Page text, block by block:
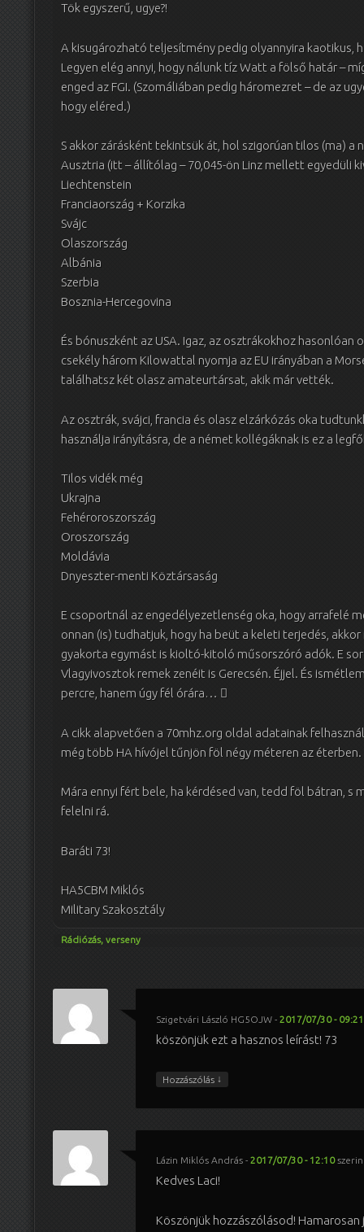
Tök egyszerű, ugye?!
A kisugározható teljesítmény pedig olyannyira kaotikus,
Legyen elég annyi, hogy nálunk tíz Watt a fölső határ –
enged az FGI. (Szomáliában pedig háromezret – de az
hogy eléred.)
S akkor zárásként tekintsük át, hol szigorúan tilos (ma) a
Ausztria (itt – állítólag – 70,045-ön Linz mellett egyedüli
Liechtenstein
Franciaország + Korzika
Svájc
Olaszország
Albánia
Szerbia
Bosznia-Hercegovina
És bónuszként az USA. Igaz, az osztrákokhoz
csekély három Kilowattal nyomja az EU irányában a
találhatsz két olasz amateurtársat, akik már vették.
Az osztrák, svájci, francia és olasz elzárkózás oka
használja irányításra, de a német kollégáknak is ez a
Tilos vidék még
Ukrajna
Fehéroroszország
Oroszország
Moldávia
Dnyeszter-menti Köztársaság
E csoportnál az engedélyezetlenség oka, hogy arrafelé
onnan (is) tudhatjuk, hogy ha beüt a keleti terjedés,
gyakorta egymást is kioltó-kitoló műsorszóró adók. E
Vlagyivosztok remek zenéit is Gerecsén. Éjjel. És
percre, hanem úgy fél órára… 
A cikk alapvetően a 70mhz.org oldal adatainak
még több HA hívójel tűnjön föl négy méteren az éterben.
Mára ennyi fért bele, ha kérdésed van, tedd föl bátran, s
felelni rá.
Baráti 73!
HA5CBM Miklós
Military Szakosztály
Rádiózás, verseny
Szigetvári László HG5OJW- 2017/07/30 - 09:21
köszönjük ezt a hasznos leírást! 73
Hozzászólás ↓
Lázin Miklós András- 2017/07/30 - 12:10
Kedves Laci!
Köszönjük hozzászólásod! Hamarosan